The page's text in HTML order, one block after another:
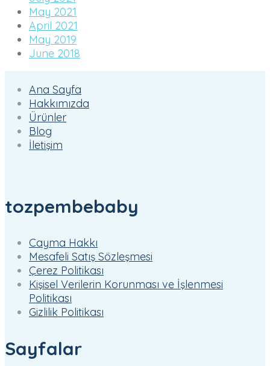
May 2021
April 2021
May 2019
June 2018
Ana Sayfa
Hakkımızda
Ürünler
Blog
İletişim
tozpembebaby
Cayma Hakkı
Mesafeli Satış Sözleşmesi
Çerez Politikası
Kişisel Verilerin Korunması ve İşlenmesi
Politikası
Gizlilik Politikası
Sayfalar